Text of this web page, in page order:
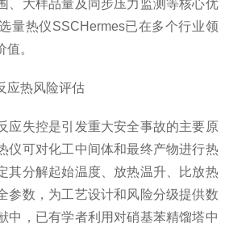
、大样品量及同步压力监测等核心优
量热仪SSCHermes已在多个行业领
值。
应热风险评估
应失控是引发重大安全事故的主要原
仪可对化工中间体和最终产物进行热
其分解起始温度、放热温升、比放热
参数，为工艺设计和风险分级提供数
中，已有学者利用对硝基苯精馏塔中